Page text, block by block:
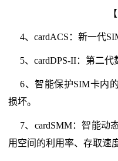
4、cardACS：新一代
5、cardDPS-II：第二代
6、智能保护SIM卡内
损坏。
7、cardSMM：智能动
用空间的利用率、存取速